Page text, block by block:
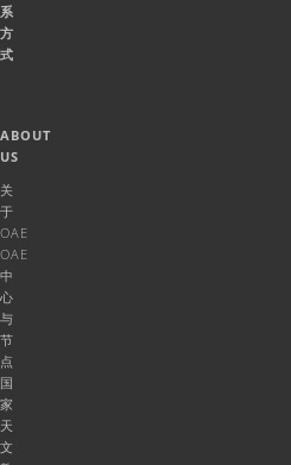
系
方
式
ABOUT
US
关
于
OAE
OAE
中
心
与
节
点
国
家
天
文